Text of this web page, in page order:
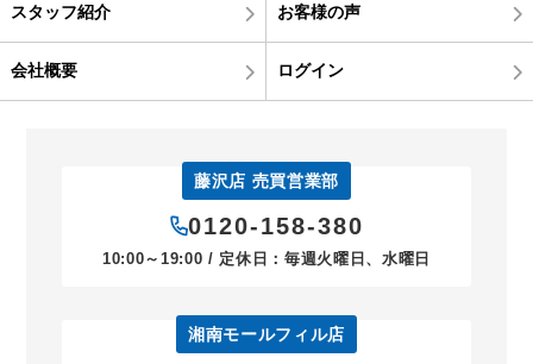
スタッフ紹介 お客様の声
会社概要 ログイン
藤沢店 売買営業部
0120-158-380
10:00～19:00 / 定休日：毎週火曜日、水曜日
湘南モールフィル店